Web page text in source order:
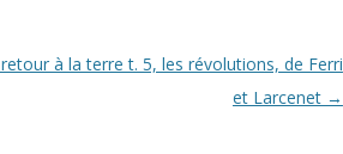
à la terre t. 5, les révolutions, de Ferri
et Larcenet →